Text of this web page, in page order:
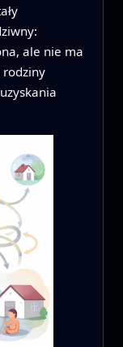
ale nie ma